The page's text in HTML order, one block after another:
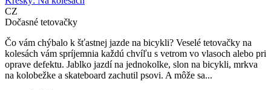
CZ
Dočasné tetovačky
Čo vám chýbalo k šťastnej jazde na bicykli? Veselé tetovačky na
kolesách vám spríjemnia každú chvíľu s vetrom vo vlasoch alebo pri
oprave defektu. Jablko jazdí na jednokolke, slon na bicykli, mrkva
na kolobežke a skateboard zachutil psovi. A môže sa...